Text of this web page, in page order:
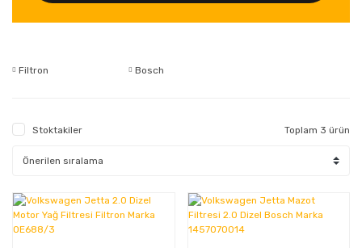
Filtron Bosch
Stoktakiler Toplam 3 ürün